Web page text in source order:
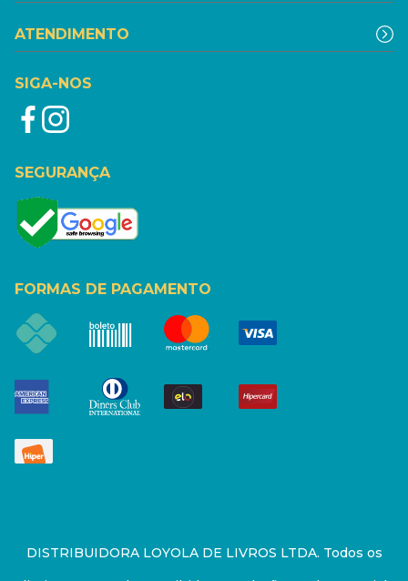
ATENDIMENTO
SIGA-NOS
SEGURANÇA
FORMAS DE PAGAMENTO
DISTRIBUIDORA LOYOLA DE LIVROS LTDA. Todos os